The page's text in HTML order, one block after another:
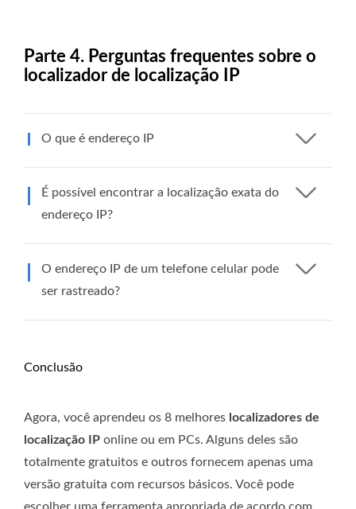
Parte 4. Perguntas frequentes sobre o
localizador de localização IP
O que é endereço IP
É possível encontrar a localização exata do
endereço IP?
O endereço IP de um telefone celular pode
ser rastreado?
Conclusão
Agora, você aprendeu os 8 melhores localizadores de
localização IP online ou em PCs. Alguns deles são
totalmente gratuitos e outros fornecem apenas uma
versão gratuita com recursos básicos. Você pode
escolher uma ferramenta apropriada de acordo com